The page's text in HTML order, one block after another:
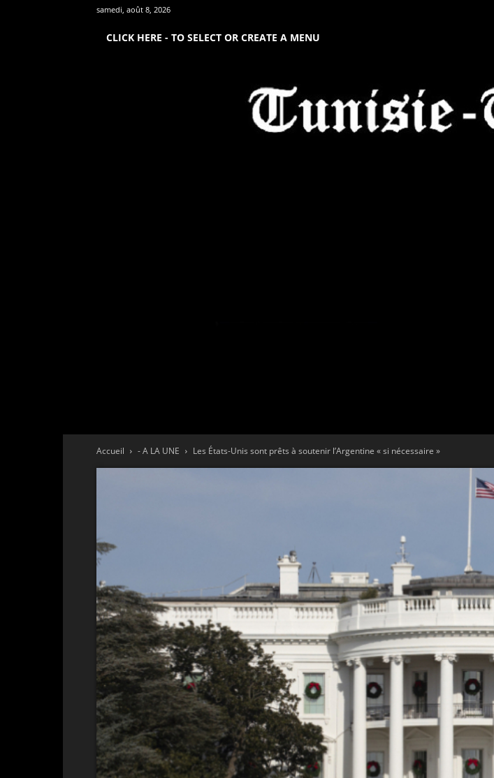
samedi, août 8, 2026
CLICK HERE - TO SELECT OR CREATE A MENU
Accueil - A LA UNE Les États-Unis sont prêts à soutenir l’Argentine « si nécessaire »